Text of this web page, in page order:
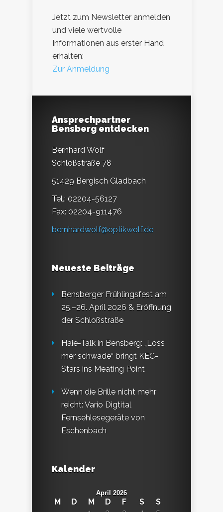
Jetzt zum Newsletter anmelden
und viele wertvolle
Informationen aus erster Hand
erhalten:
Zur Anmeldung
Ansprechpartner
Bensberg entdecken
Bernhard Wolf
Schloßstraße 78
51429 Bergisch Gladbach
Tel.: 02204-56127
Fax: 02204-911476
bernhardwolf@optikwolf.de
Neueste Beiträge
Bensberger Frühlingsfest am
25.–26. April 2026 & Eröffnung
der Schloßstraße
Haie-Talk in Bensberg: „Loss
mer schwade“ bringt KEC-
Stars ins Meating Point
Wenn die Brille nicht mehr
reicht: Vario Digtital
Fernsehlesegeräte von
Eschenbach
Kalender
April 2026
M D M D F S
S